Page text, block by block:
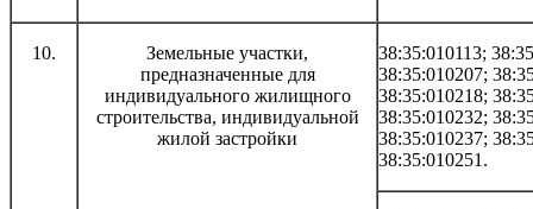
10.
Земельные участки,
предназначенные для
индивидуального жилищного
строительства, индивидуальной
жилой застройки
38:35:010113;
38:35:010207;
38:35:010218;
38:35:010232;
38:35:010237;
38:35:010251.